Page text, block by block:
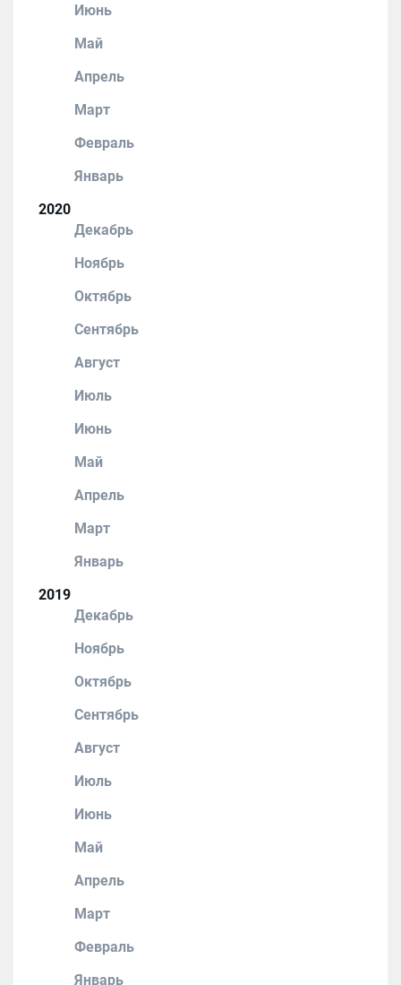
Июнь
Май
Апрель
Март
Февраль
Январь
2020
Декабрь
Ноябрь
Октябрь
Сентябрь
Август
Июль
Июнь
Май
Апрель
Март
Январь
2019
Декабрь
Ноябрь
Октябрь
Сентябрь
Август
Июль
Июнь
Май
Апрель
Март
Февраль
Январь